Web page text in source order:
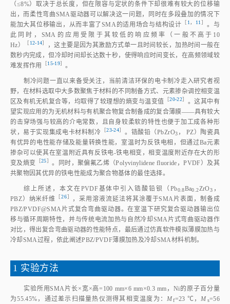
（≤8%）取决于总长度，但在限容与定状的条件下却很难有较大的位移输
出，而柔性弯曲SMA驱动器可以解决这一问题，同时在多段叠加的情况下
能加大其位移输出，从而丰富了SMA的适用场合与结构设计 ［ 1， 11］ 。与
此同时，SMA的应用受限于其较低的响应频率（一般不高于10
Hz） ［ 12‑14］
，这主要是因为其激励方式单一且时间较长，加热时间一般在
数秒内完成，但冷却时间却长达数十秒，使得响应时间变长，在高频领域较
难发挥作用 ［15‑19］ 。
制冷问题一直以来备受关注，当前清洁环保的电卡制冷走入研究者视
野，在材料选取中大多数聚焦于材料的不同制备方式、元素掺杂调控相变温
区及有机无机复合等，均取得了较理想的熵变与温变值 ［20‑22］ 。这其中有
望实现应用的为无机材料与有机聚合物复合制备成的复合薄膜——具有较大
的击穿场强与较高的介电常数，且自身较柔软的特性也便于加工成各种形
状，易于实现集成电卡材料制冷 ［23‑24］ 。锆酸铅（PbZrO3 ， PZ）陶瓷具
有优异的电性能存储及能量转换性能，室温时为反铁电相，但通过Ba元素
掺杂可以使其在室温附近具有反铁电‑铁电相变，相变温度附近存在大的形
变及熵变 ［25］ 。同时，聚偏氟乙烯（Polyvinylidene fluoride，PVDF）及其
共聚物因其优异的铁电性能成为聚合物基体的最佳选择。
综上所述，本文在PVDF基体中引入锆酸铅钡（Pb0.8Ba0.2ZrO3 ，
PBZ）纳米纤维 ［26］
，采用溶液流延法将其涂覆于SMA片表面，制备成
PBZ/PVDF@SMA片式复合弯曲驱动器。在室温下研究复合驱动器输出位
移与循环周期特性，并与传统电流加热与自然冷却SMA片式弯曲驱动器作
对比，得出复合弯曲驱动器的性能特点，最后通过仿真软件模拟薄膜加热与
冷却SMA过程，依此阐述PBZ/PVDF薄膜加热及冷却SMA材料机制。
1 实验方法
实验所用SMA片长×宽×高=100 mm×6 mm×0.3 mm，Ni的原子百分量
为55.45%，通过差示扫描量热仪测得其相变温度为：Mf=23 ℃，Ms=56